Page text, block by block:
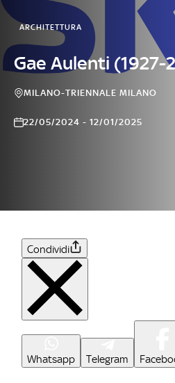
ARCHITETTURA
Gae Aulenti (1927-
MILANO-TRIENNALE MILANO
22/05/2024 - 12/01/2025
Condividi
Whatsapp Telegram